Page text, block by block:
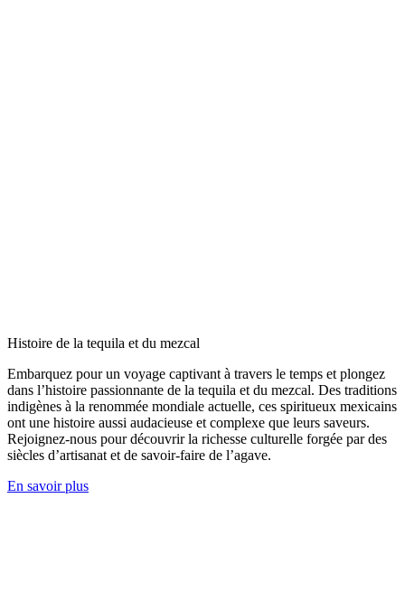
Histoire de la tequila et du mezcal
Embarquez pour un voyage captivant à travers le temps et plongez
dans l’histoire passionnante de la tequila et du mezcal. Des traditions
indigènes à la renommée mondiale actuelle, ces spiritueux mexicains
ont une histoire aussi audacieuse et complexe que leurs saveurs.
Rejoignez-nous pour découvrir la richesse culturelle forgée par des
siècles d’artisanat et de savoir-faire de l’agave.
En savoir plus